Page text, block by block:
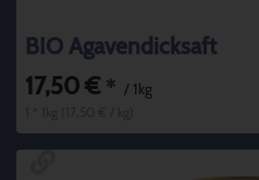
BIO Agavendicksaft
17,50 € * / 1kg